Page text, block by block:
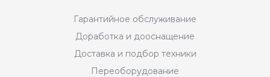
Гарантийное обслуживание
Доработка и дооснащение
Доставка и подбор техники
Переоборудование